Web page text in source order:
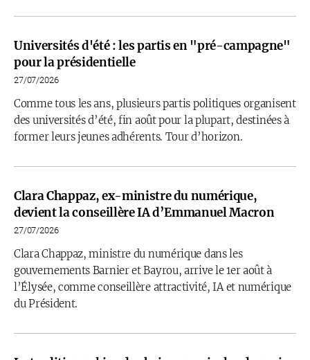
Universités d'été : les partis en "pré-campagne"
pour la présidentielle
27/07/2026
Comme tous les ans, plusieurs partis politiques organisent
des universités d’été, fin août pour la plupart, destinées à
former leurs jeunes adhérents. Tour d’horizon.
Clara Chappaz, ex-ministre du numérique,
devient la conseillère IA d’Emmanuel Macron
27/07/2026
Clara Chappaz, ministre du numérique dans les
gouvernements Barnier et Bayrou, arrive le 1er août à
l’Élysée, comme conseillère attractivité, IA et numérique
du Président.